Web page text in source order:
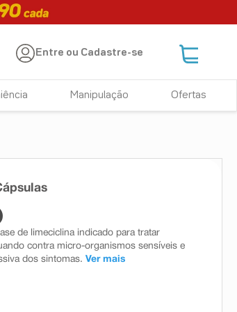
Entre ou Cadastre-se
Manipulação Ofertas
de limeciclina indicado para tratar
contra micro-organismos sensíveis e
dos sintomas. Ver mais